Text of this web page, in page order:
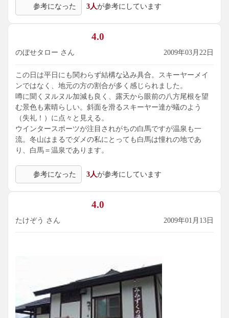
参考になった 3人が参考にしています
4.0
のぼせタロー さん 2009年03月22日
この日は平日にも関わらず結構な込み具合。スキーヤーメイ
ンではなく、地元の方の割合が多く感じられました。
噂に聞くヌルヌル加減も良く、露天から眼前の八方尾根を望
む景色も素晴らしい。斜面を滑るスキーヤー達が蟻のよう
（失礼！）に点々と見える。
ウインタースポーツが注目されがちの白馬ですが温泉も一
流。冬山はまるでダメの私にとっても白馬は憧れの地であ
り、白馬＝温泉であります。
参考になった 3人が参考にしています
4.0
たけぞう さん 2009年01月13日